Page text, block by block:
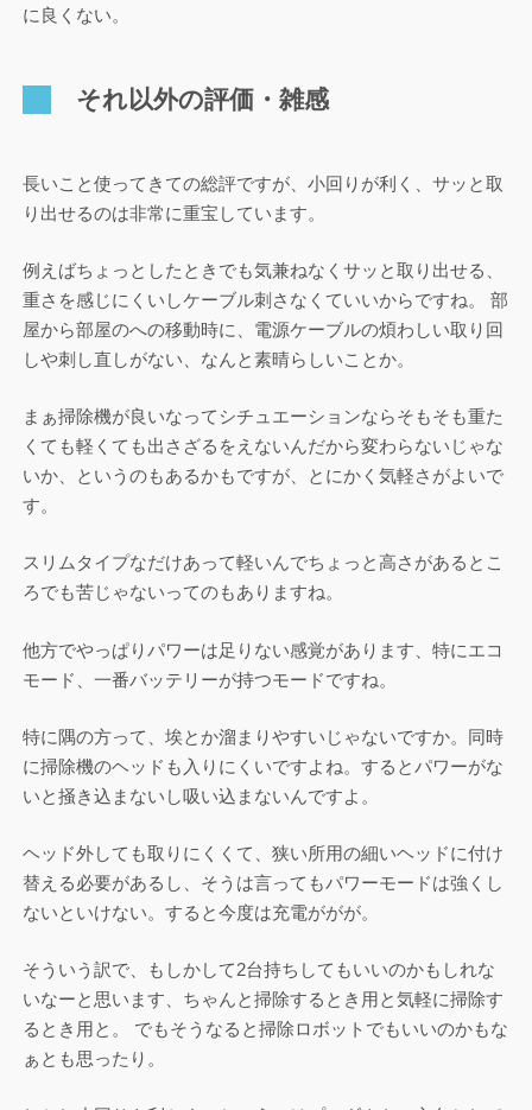
に良くない。
それ以外の評価・雑感
長いこと使ってきての総評ですが、小回りが利く、サッと取
り出せるのは非常に重宝しています。
例えばちょっとしたときでも気兼ねなくサッと取り出せる、
重さを感じにくいしケーブル刺さなくていいからですね。 部
屋から部屋のへの移動時に、電源ケーブルの煩わしい取り回
しや刺し直しがない、なんと素晴らしいことか。
まぁ掃除機が良いなってシチュエーションならそもそも重た
くても軽くても出さざるをえないんだから変わらないじゃな
いか、というのもあるかもですが、とにかく気軽さがよいで
す。
スリムタイプなだけあって軽いんでちょっと高さがあるとこ
ろでも苦じゃないってのもありますね。
他方でやっぱりパワーは足りない感覚があります、特にエコ
モード、一番バッテリーが持つモードですね。
特に隅の方って、埃とか溜まりやすいじゃないですか。同時
に掃除機のヘッドも入りにくいですよね。するとパワーがな
いと掻き込まないし吸い込まないんですよ。
ヘッド外しても取りにくくて、狭い所用の細いヘッドに付け
替える必要があるし、そうは言ってもパワーモードは強くし
ないといけない。すると今度は充電ががが。
そういう訳で、もしかして2台持ちしてもいいのかもしれな
いなーと思います、ちゃんと掃除するとき用と気軽に掃除す
るとき用と。 でもそうなると掃除ロボットでもいいのかもな
ぁとも思ったり。